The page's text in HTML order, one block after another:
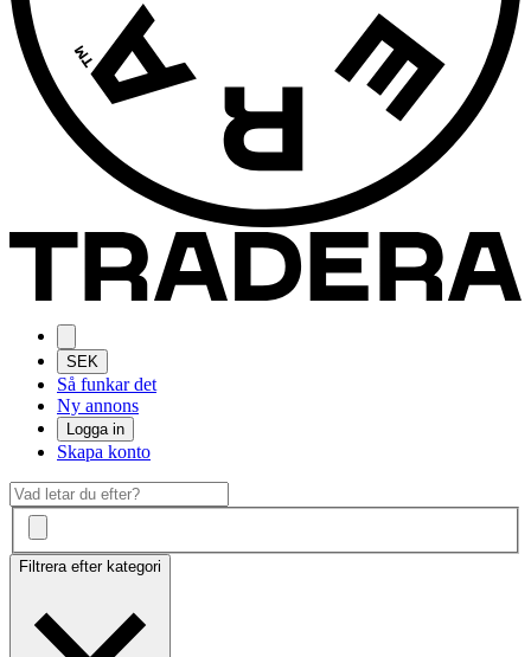
SEK
Så funkar det
Ny annons
Logga in
Skapa konto
Filtrera efter kategori